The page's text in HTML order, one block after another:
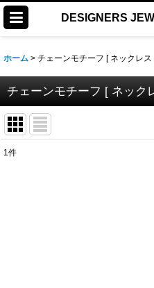
DESIGNERS
ホーム > チェーンモチーフ [ ネックレス
チェーンモチーフ [ ネック
1件